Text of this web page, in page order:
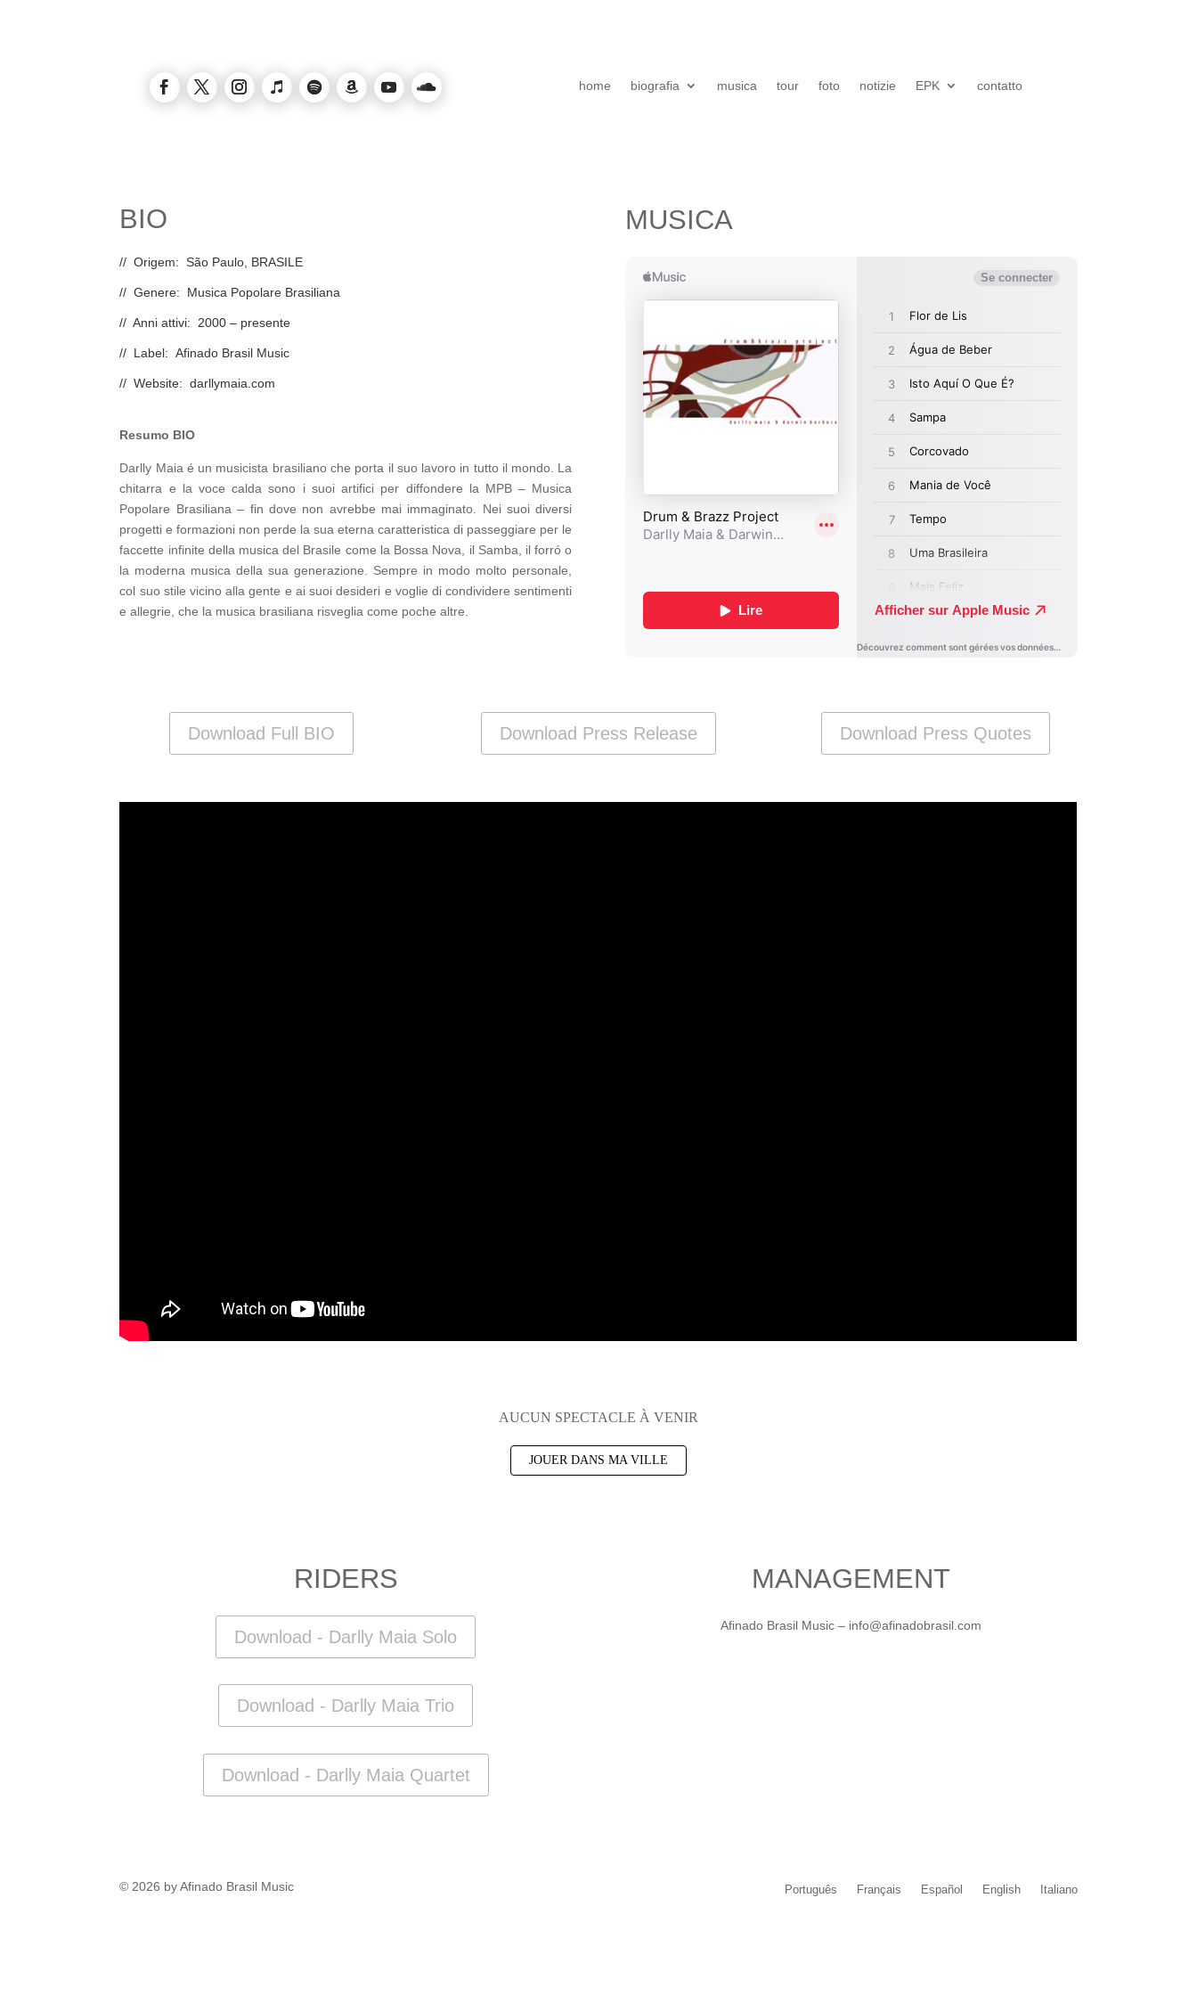
home biografia musica tour foto notizie EPK contatto
BIO
// Origem: São Paulo, BRASILE
// Genere: Musica Popolare Brasiliana
// Anni attivi: 2000 – presente
// Label: Afinado Brasil Music
// Website:darllymaia.com
Resumo BIO
Darlly Maia é un musicista brasiliano che porta il suo lavoro in tutto il mondo. La
chitarra e la voce calda sono i suoi artifici per diffondere la MPB – Musica
Popolare Brasiliana – fin dove non avrebbe mai immaginato. Nei suoi diversi
progetti e formazioni non perde la sua eterna caratteristica di passeggiare per le
faccette infinite della musica del Brasile come la Bossa Nova, il Samba, il forró o
la moderna musica della sua generazione. Sempre in modo molto personale,
col suo stile vicino alla gente e ai suoi desideri e voglie di condividere sentimenti
e allegrie, che la musica brasiliana risveglia come poche altre.
MUSICA
Download Full BIO Download Press Release Download Press Quotes
AUCUN SPECTACLE À VENIR
JOUER DANS MA VILLE
RIDERS
Download - Darlly Maia Solo
Download - Darlly Maia Trio
Download - Darlly Maia Quartet
MANAGEMENT
Afinado Brasil Music – info@afinadobrasil.com
© 2026 by Afinado Brasil Music Português Français Español English Italiano